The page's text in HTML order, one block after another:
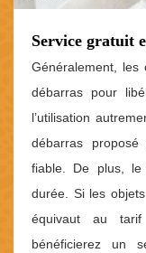
Service gratuit
Généralement, les
débarras pour
l’utilisation
débarras
fiable. De plus,
durée. Si les
équivaut au
bénéficierez un